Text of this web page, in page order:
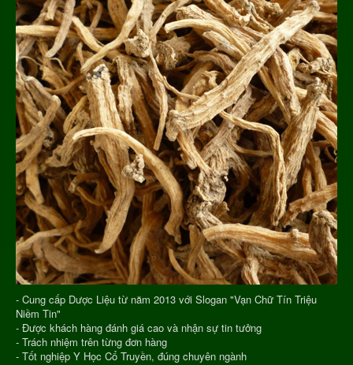
- Cung cấp Dược Liệu từ năm 2013 với Slogan "Vạn Chữ Tín Triệu
Niềm Tin"
- Được khách hàng đánh giá cao và nhận sự tin tưởng
- Trách nhiệm trên từng đơn hàng
- Tốt nghiệp Y Học Cổ Truyền, đúng chuyên ngành